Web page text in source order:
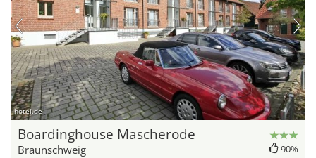
hotel.de
Boardinghouse Mascherode
Braunschweig 90%